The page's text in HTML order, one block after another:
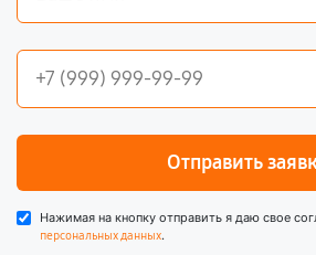
Отправить
Нажимая на кнопку отправить я даю свое
персональных данных.